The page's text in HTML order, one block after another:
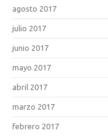
agosto 2017
julio 2017
junio 2017
mayo 2017
abril 2017
marzo 2017
febrero 2017